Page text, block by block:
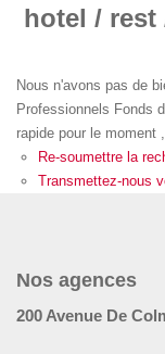
Sélectionnez...
Créer une
hotel / rest
Nous n'avons pas de
Professionnels Fonds
rapide pour le moment
Re-soumettre la
Transmettez-nous
Nos agences
200 Avenue De